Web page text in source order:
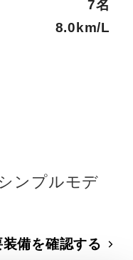
7名
8.0km/L
ンプルモデ
備を確認する